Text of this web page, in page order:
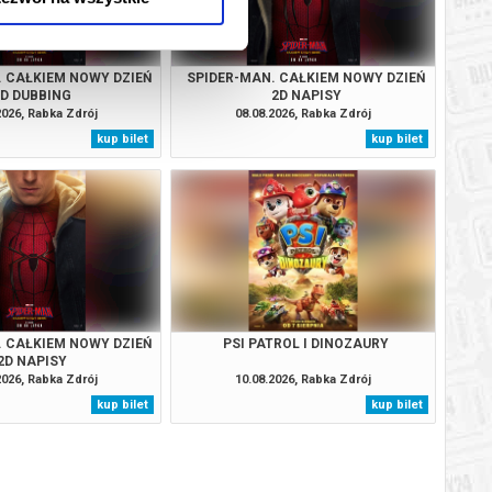
NOWY DZIEŃ
DUBBING
Rabka Zdrój
kup bilet
SPIDER-MAN. CAŁKIEM NOWY DZIEŃ
2D NAPISY
08.08.2026, Rabka Zdrój
kup bilet
NOWY DZIEŃ
NAPISY
Rabka Zdrój
kup bilet
PSI PATROL I DINOZAURY
10.08.2026, Rabka Zdrój
kup bilet